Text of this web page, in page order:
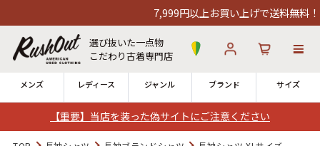
【重要】当店を装った偽サイトにご注意ください
7,999円以上お買い上げで送料無料！12
選び抜いた一点物
こだわり古着専門店
メンズ レディース ジャンル ブランド サイズ
ログイン